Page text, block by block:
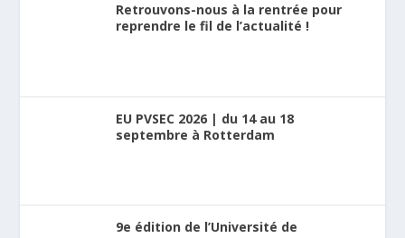
Retrouvons-nous à la rentrée pour
reprendre le fil de l’actualité !
EU PVSEC 2026 | du 14 au 18
septembre à Rotterdam
9e édition de l’Université de